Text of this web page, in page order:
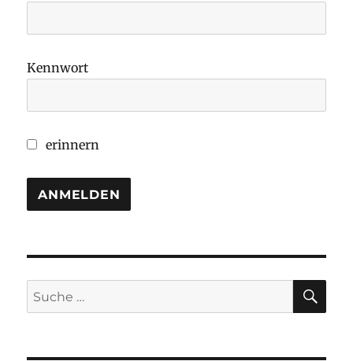
Kennwort
erinnern
Suche
nach: